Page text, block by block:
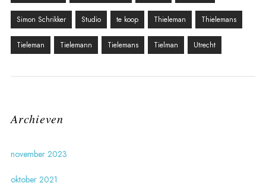
Simon Schrikker Studio te koop Thieleman Thielemans
Tieleman Tielemann Tielemans Tielman Utrecht
Archieven
november 2023
oktober 2021